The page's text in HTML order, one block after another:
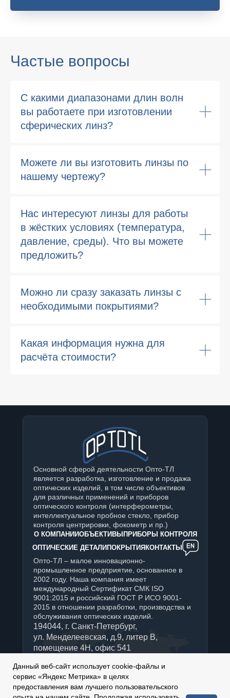
Частые вопросы
С какими диапазонами длин волн
вы работаете при изготовлении
сферических линз?
Можете ли вы изготовить линзы по
нашему чертежу?
Нас интересуют линзы для работы
в жёстких условиях (температура,
давление, среды). Что вы можете
предложить?
Можно ли сразу заказать линзы с
необходимыми покрытиями?
Какая информация нужна для
расчёта стоимости?
Основной сферой деятельности Опто-ТЛ
является разработка, изготовление и продажа
оптических изделий, в том числе объективов
для различных применений и приборов
оптического контроля (интерферометры,
интеллектуальное пробное стекло, прибор
контроля центрировки, фокометр и пр.)
О КОМПАНИИОБЪЕКТИВЫПРИБОРЫ КОНТРОЛЯ
ОПТИЧЕСКИЕ ДЕТАЛИПОКРЫТИЯКОНТАКТЫ
Опто-ТЛ – малое инновационно-
промышленное предприятие, основанное в
2002 году. Наша компания имеет
международный Сертификат СМК ISO
9001:2015 и российский ГОСТ Р ИСО 9001-
2015 в отношении разработки, производства и
обслуживания оптических изделий.
194044, г. Санкт-Петербург,
ул. Менделеевская, д.9, литер В,
помещение 4Н, офис 541
+7 (812) 347-76-90
Отдел продаж:
sales@optotl.ru
По техническим вопросам:
Данный веб-сайт использует cookie-файлы и
сервис «Яндекс Метрика» в целях
предоставления вам лучшего пользовательского